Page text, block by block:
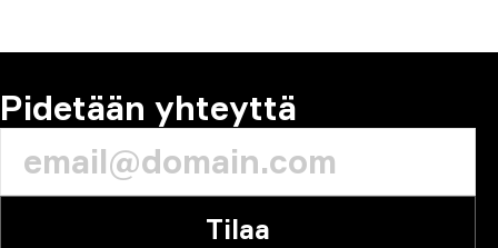
Pidetään yhteyttä
Tilaa